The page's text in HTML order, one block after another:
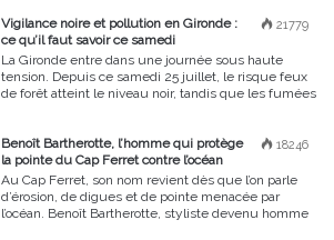
21779
Vigilance noire et pollution en Gironde :
ce qu’il faut savoir ce samedi
La Gironde entre dans une journée sous haute
tension. Depuis ce samedi 25 juillet, le risque feux
de forêt atteint le niveau noir, tandis que les fumées
18246
Benoît Bartherotte, l’homme qui protège
la pointe du Cap Ferret contre l’océan
Au Cap Ferret, son nom revient dès que l’on parle
d’érosion, de digues et de pointe menacée par
l’océan. Benoît Bartherotte, styliste devenu homme